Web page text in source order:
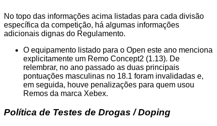
No topo das informações acima listadas para cada divisão
específica da competição, há algumas informações
adicionais dignas do Regulamento.
O equipamento listado para o Open este ano menciona
explicitamente um Remo Concept2 (1.13). De
relembrar, no ano passado as duas principais
pontuações masculinas no 18.1 foram invalidadas e,
em seguida, houve penalizações para quem usou
Remos da marca Xebex.
Política de Testes de Drogas / Doping